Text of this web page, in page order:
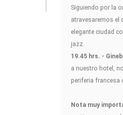
Siguiendo por la
atravesaremos el
elegante ciudad
jazz.
19.45 hrs. -
a nuestro hotel,
periferia francesa
Nota muy